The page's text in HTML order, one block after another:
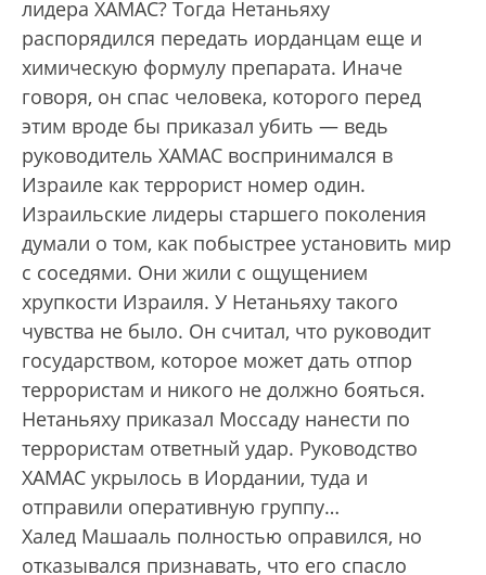
лидера ХАМАС? Тогда Нетаньяху
распорядился передать иорданцам еще и
химическую формулу препарата. Иначе
говоря, он спас человека, которого перед
этим вроде бы приказал убить — ведь
руководитель ХАМАС воспринимался в
Израиле как террорист номер один.
Израильские лидеры старшего поколения
думали о том, как побыстрее установить мир
с соседями. Они жили с ощущением
хрупкости Израиля. У Нетаньяху такого
чувства не было. Он считал, что руководит
государством, которое может дать отпор
террористам и никого не должно бояться.
Нетаньяху приказал Моссаду нанести по
террористам ответный удар. Руководство
ХАМАС укрылось в Иордании, туда и
отправили оперативную группу…
Халед Машааль полностью оправился, но
отказывался признавать, что его спасло